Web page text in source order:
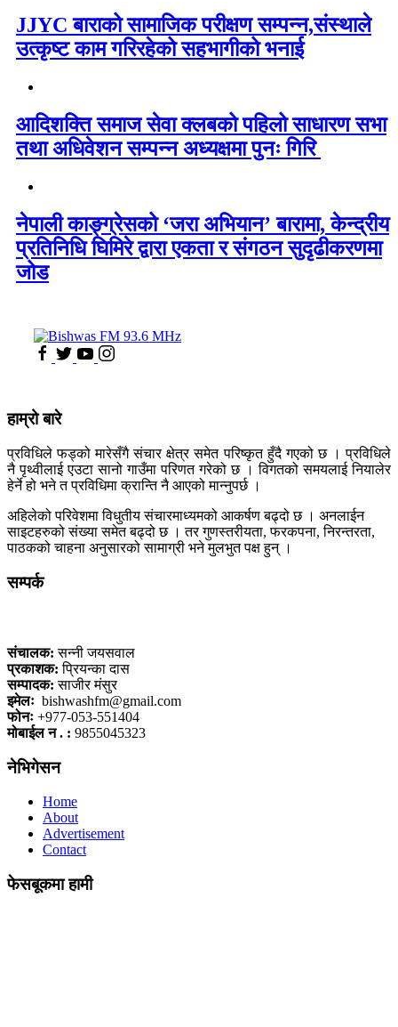
JJYC बाराको सामाजिक परीक्षण सम्पन्न,संस्थाले
उत्कृष्ट काम गरिरहेको सहभागीको भनाई
आदिशक्ति समाज सेवा क्लबको पहिलो साधारण सभा
तथा अधिवेशन सम्पन्न अध्यक्षमा पुनः गिरि
नेपाली काङ्ग्रेसको ‘जरा अभियान’ बारामा, केन्द्रीय
प्रतिनिधि घिमिरे द्वारा एकता र संगठन सुदृढीकरणमा
जोड
हाम्रो बारे
प्रविधिले फड्को मारेसँगै संचार क्षेत्र समेत परिष्कृत हुँदै गएको छ । प्रविधिले
नै पृथ्वीलाई एउटा सानो गाउँमा परिणत गरेको छ । विगतको समयलाई नियालेर
हेर्ने हो भने त प्रविधिमा क्रान्ति नै आएको मान्नुपर्छ ।
अहिलेको परिवेशमा विधुतीय संचारमाध्यमको आकर्षण बढ्दो छ । अनलाईन
साइटहरुको संख्या समेत बढ्दो छ । तर गुणस्तरीयता, फरकपना, निरन्तरता,
पाठकको चाहना अनुसारको सामाग्री भने मुलभुत पक्ष हुन् ।
सम्पर्क
संचालक: सन्नी जयसवाल
प्रकाशक: प्रियन्का दास
सम्पादक: साजीर मंसुर
इमेलः bishwashfm@gmail.com
फोनः +977-053-551404
मोबाईल न . : 9855045323
नेभिगेसन
Home
About
Advertisement
Contact
फेसबूकमा हामी